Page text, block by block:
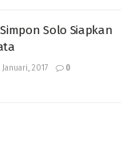
Solo Siapkan
Januari, 2017 0